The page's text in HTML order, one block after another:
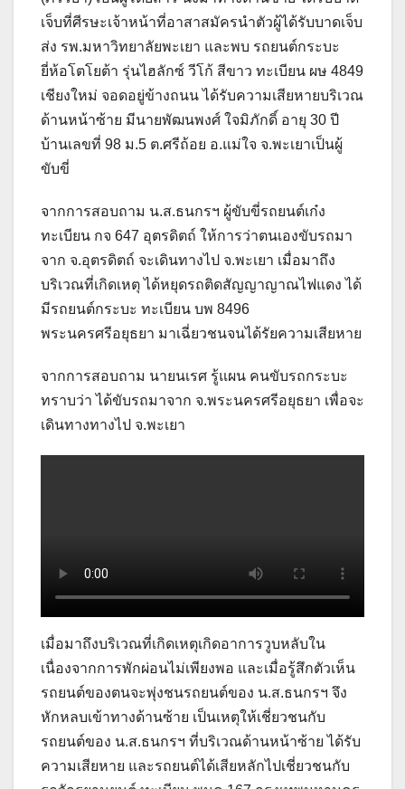
เจ็บที่ศีรษะเจ้าหน้าที่อาสาสมัครนำตัวผู้ได้รับบาดเจ็บ
ส่ง รพ.มหาวิทยาลัยพะเยา และพบ รถยนต์กระบะ
ยี่ห้อโตโยต้า รุ่นไฮลักซ์ วีโก้ สีขาว ทะเบียน ผษ 4849
เชียงใหม่ จอดอยู่ข้างถนน ได้รับความเสียหายบริเวณ
ด้านหน้าซ้าย มีนายพัฒนพงศ์ ใจมิภักดิ์ อายุ 30 ปี
บ้านเลขที่ 98 ม.5 ต.ศรีถ้อย อ.แม่ใจ จ.พะเยาเป็นผู้
ขับขี่
จากการสอบถาม น.ส.ธนกรฯ ผู้ขับขี่รถยนต์เก๋ง
ทะเบียน กจ 647 อุตรดิตถ์ ให้การว่าตนเองขับรถมา
จาก จ.อุตรดิตถ์ จะเดินทางไป จ.พะเยา เมื่อมาถึง
บริเวณที่เกิดเหตุ ได้หยุดรถติดสัญญาญาณไฟแดง ได้
มีรถยนต์กระบะ ทะเบียน บพ 8496
พระนครศรีอยุธยา มาเฉี่ยวชนจนได้รัยความเสียหาย
จากการสอบถาม นายนเรศ รู้แผน คนขับรถกระบะ
ทราบว่า ได้ขับรถมาจาก จ.พระนครศรีอยุธยา เพื่อจะ
เดินทางทางไป จ.พะเยา
เมื่อมาถึงบริเวณที่เกิดเหตุเกิดอาการวูบหลับใน
เนื่องจากการพักผ่อนไม่เพียงพอ และเมื่อรู้สึกตัวเห็น
รถยนต์ของตนจะพุ่งชนรถยนต์ของ น.ส.ธนกรฯ จึง
หักหลบเข้าทางด้านซ้าย เป็นเหตุให้เชี่ยวชนกับ
รถยนต์ของ น.ส.ธนกรฯ ที่บริเวณด้านหน้าซ้าย ได้รับ
ความเสียหาย และรถยนต์ได้เสียหลักไปเชี่ยวชนกับ